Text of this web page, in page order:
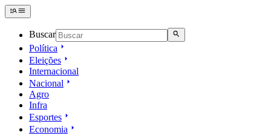
Buscar
Política
Eleições
Internacional
Nacional
Agro
Infra
Esportes
Economia